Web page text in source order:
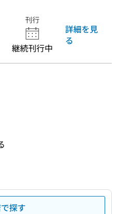
刊行
継続刊行中
詳細を見
る
探す